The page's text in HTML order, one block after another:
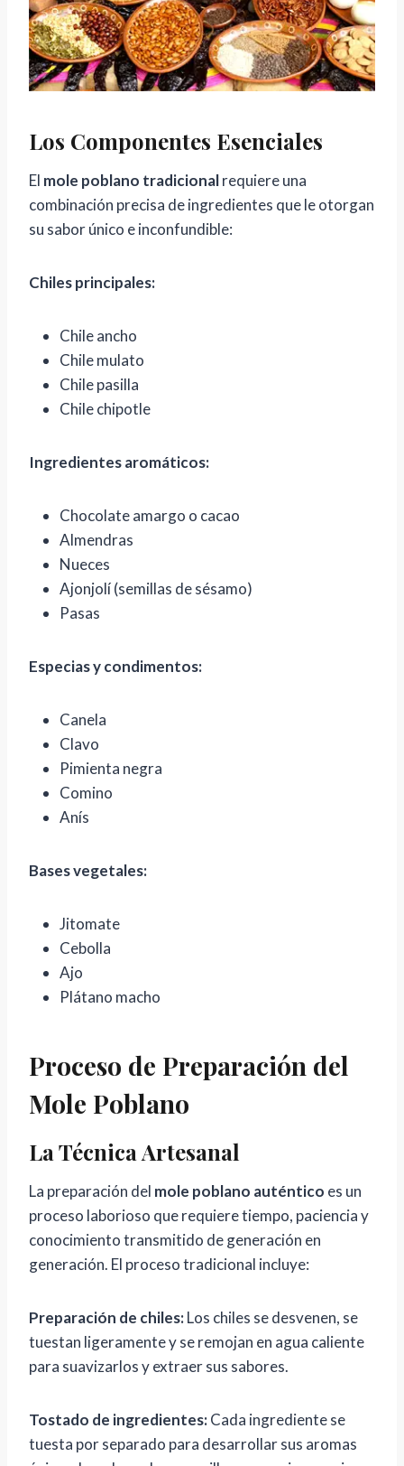
Los Componentes Esenciales
El mole poblano tradicionalrequiere una
combinación precisa de ingredientes que le otorgan
su sabor único e inconfundible:
Chiles principales:
Chile ancho
Chile mulato
Chile pasilla
Chile chipotle
Ingredientes aromáticos:
Chocolate amargo o cacao
Almendras
Nueces
Ajonjolí (semillas de sésamo)
Pasas
Especias y condimentos:
Canela
Clavo
Pimienta negra
Comino
Anís
Bases vegetales:
Jitomate
Cebolla
Ajo
Plátano macho
Proceso de Preparación del
Mole Poblano
La Técnica Artesanal
La preparación del mole poblano auténtico es un
proceso laborioso que requiere tiempo, paciencia y
conocimiento transmitido de generación en
generación. El proceso tradicional incluye:
Preparación de chiles:Los chiles se desvenen, se
tuestan ligeramente y se remojan en agua caliente
para suavizarlos y extraer sus sabores.
Tostado de ingredientes:Cada ingrediente se
tuesta por separado para desarrollar sus aromas